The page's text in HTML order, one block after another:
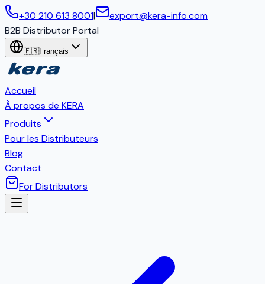
+30 210 613 8001|
export@kera-info.com
B2B Distributor Portal
🇫🇷Français
Accueil
À propos de KERA
Produits
Pour les Distributeurs
Blog
Contact
For Distributors